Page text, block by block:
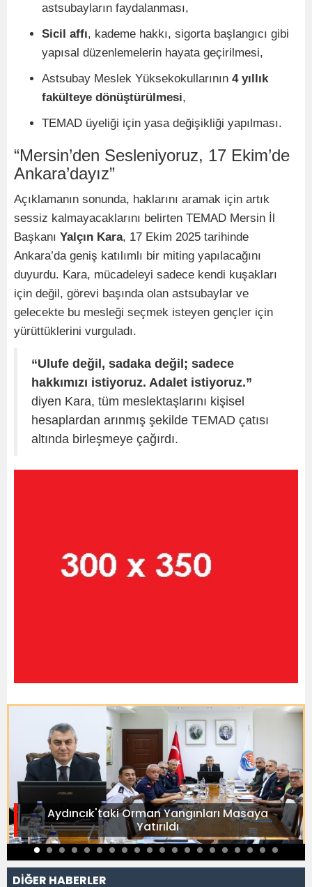
astsubayların faydalanması,
Sicil affı, kademe hakkı, sigorta başlangıcı gibi
yapısal düzenlemelerin hayata geçirilmesi,
Astsubay Meslek Yüksekokullarının 4 yıllık
fakülteye dönüştürülmesi,
TEMAD üyeliği için yasa değişikliği yapılması.
“Mersin’den Sesleniyoruz, 17 Ekim’de
Ankara’dayız”
Açıklamanın sonunda, haklarını aramak için artık
sessiz kalmayacaklarını belirten TEMAD Mersin İl
Başkanı Yalçın Kara, 17 Ekim 2025 tarihinde
Ankara’da geniş katılımlı bir miting yapılacağını
duyurdu. Kara, mücadeleyi sadece kendi kuşakları
için değil, görevi başında olan astsubaylar ve
gelecekte bu mesleği seçmek isteyen gençler için
yürüttüklerini vurguladı.
“Ulufe değil, sadaka değil; sadece
hakkımızı istiyoruz. Adalet istiyoruz.”
diyen Kara, tüm meslektaşlarını kişisel
hesaplardan arınmış şekilde TEMAD çatısı
altında birleşmeye çağırdı.
Aydıncık'taki Orman Yangınları Masaya
Yatırıldı
DİĞER HABERLER